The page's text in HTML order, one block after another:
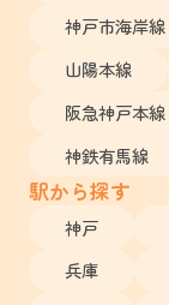
神戸市海岸線
山陽本線
阪急神戸本線
神鉄有馬線
駅から探す
神戸
兵庫